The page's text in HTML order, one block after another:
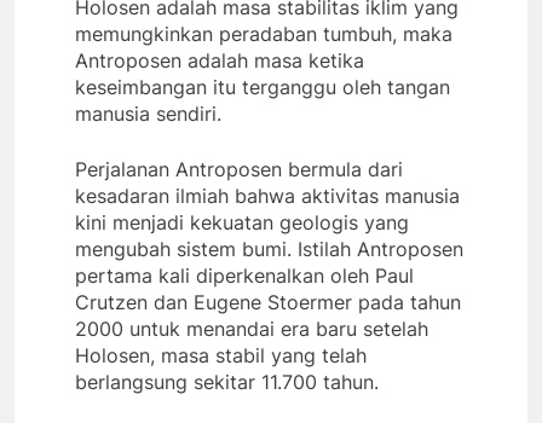
Holosen adalah masa stabilitas iklim yang
memungkinkan peradaban tumbuh, maka
Antroposen adalah masa ketika
keseimbangan itu terganggu oleh tangan
manusia sendiri.
Perjalanan Antroposen bermula dari
kesadaran ilmiah bahwa aktivitas manusia
kini menjadi kekuatan geologis yang
mengubah sistem bumi. Istilah Antroposen
pertama kali diperkenalkan oleh Paul
Crutzen dan Eugene Stoermer pada tahun
2000 untuk menandai era baru setelah
Holosen, masa stabil yang telah
berlangsung sekitar 11.700 tahun.